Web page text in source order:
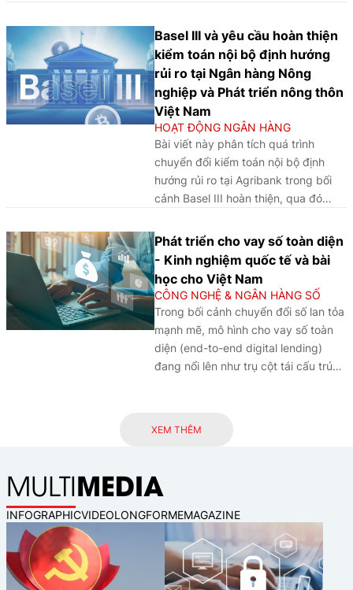
của đổi mới, định hướng khách hàng
và tổ chức học tập trong nâng cao
hiệu quả chuyển đổi và hiệu suất
hoạt động ngân hàng.
Basel III và yêu cầu hoàn thiện
kiểm toán nội bộ định hướng
rủi ro tại Ngân hàng Nông
nghiệp và Phát triển nông thôn
Việt Nam
HOẠT ĐỘNG NGÂN HÀNG
Bài viết này phân tích quá trình
chuyển đổi kiểm toán nội bộ định
hướng rủi ro tại Agribank trong bối
cảnh Basel III hoàn thiện, qua đó
và đề xuất lộ trình nâng cấp vai trò
kiểm toán nội bộ thành đối tác quản
trị rủi ro chiến lược giai đoạn 2026 -
2030.
Phát triển cho vay số toàn diện
- Kinh nghiệm quốc tế và bài
học cho Việt Nam
CÔNG NGHỆ & NGÂN HÀNG SỐ
Trong bối cảnh chuyển đổi số lan tỏa
mạnh mẽ, mô hình cho vay số toàn
diện (end-to-end digital lending)
đang nổi lên như trụ cột tái cấu trúc
XEM THÊM
MULTIMEDIA
INFOGRAPHICVIDEOLONGFORMEMAGAZINE